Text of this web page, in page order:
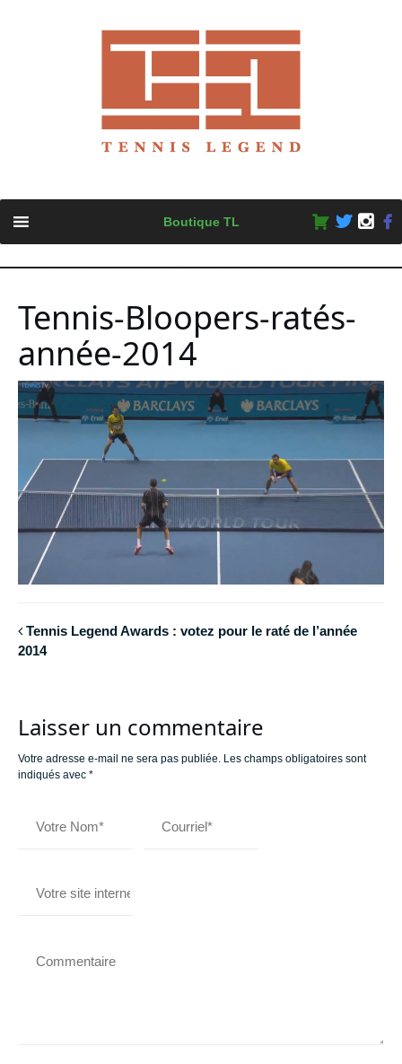
content
Boutique TL
Tennis-Bloopers-ratés-
année-2014
Tennis Legend Awards : votez pour le raté de l’année
2014
Laisser un commentaire
Votre adresse e-mail ne sera pas publiée. Les champs obligatoires sont
indiqués avec *